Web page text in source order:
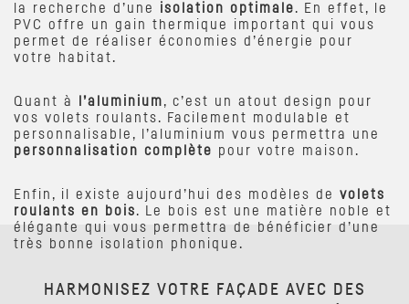
la recherche d’une isolation optimale. En effet, le
PVC offre un gain thermique important qui vous
permet de réaliser économies d’énergie pour
votre habitat.
Quant à l’aluminium, c’est un atout design pour
vos volets roulants. Facilement modulable et
personnalisable, l’aluminium vous permettra une
personnalisation complète pour votre maison.
Enfin, il existe aujourd’hui des modèles de volets
roulants en bois. Le bois est une matière noble et
élégante qui vous permettra de bénéficier d’une
très bonne isolation phonique.
HARMONISEZ VOTRE FAÇADE AVEC DES